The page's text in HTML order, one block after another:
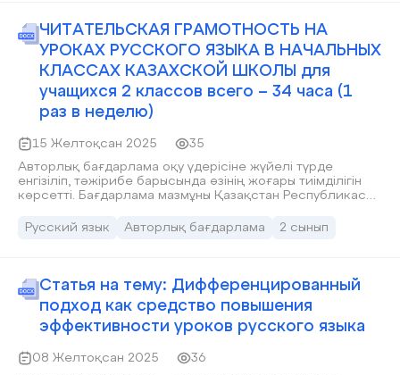
выводы и работать самостоятельно.
ЧИТАТЕЛЬСКАЯ ГРАМОТНОСТЬ НА
УРОКАХ РУССКОГО ЯЗЫКА В НАЧАЛЬНЫХ
КЛАССАХ КАЗАХСКОЙ ШКОЛЫ для
учащихся 2 классов всего – 34 часа (1
раз в неделю)
15 Желтоқсан 2025
35
Авторлық бағдарлама оқу үдерісіне жүйелі түрде
енгізіліп, тәжірибе барысында өзінің жоғары тиімділігін
көрсетті. Бағдарлама мазмұны Қазақстан Республикасы
бастауыш сынып оқушыларының жас және
сауаттылық деңгейінің айтарлықтай артқаны анықталды.
Оқушылардың мәтінмен жұмыс жасау, ақпаратты талдау,
негізгі ойды анықтау, өз көзқарасын дәлелдеп айту
дағдылары қалыптасып, функционалдық сауаттылық
көрсеткіштері жақсарды.
Русский язык Авторлық бағдарлама 2 сынып
Статья на тему: Дифференцированный
подход как средство повышения
эффективности уроков русского языка
08 Желтоқсан 2025
36